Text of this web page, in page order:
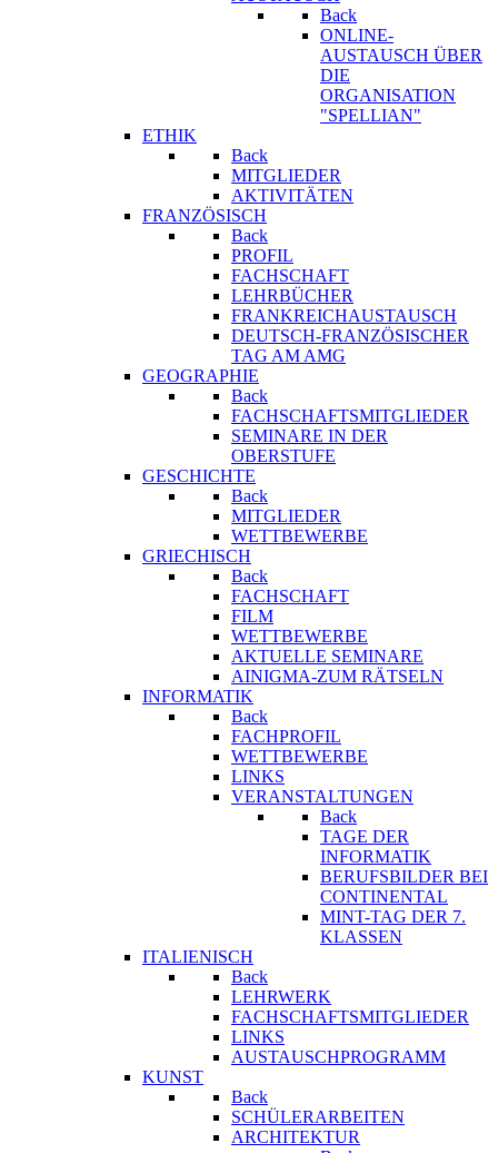
Back
ONLINE-
AUSTAUSCH ÜBER
DIE
ORGANISATION
"SPELLIAN"
ETHIK
Back
MITGLIEDER
AKTIVITÄTEN
FRANZÖSISCH
Back
PROFIL
FACHSCHAFT
LEHRBÜCHER
FRANKREICHAUSTAUSCH
DEUTSCH-FRANZÖSISCHER
TAG AM AMG
GEOGRAPHIE
Back
FACHSCHAFTSMITGLIEDER
SEMINARE IN DER
OBERSTUFE
GESCHICHTE
Back
MITGLIEDER
WETTBEWERBE
GRIECHISCH
Back
FACHSCHAFT
FILM
WETTBEWERBE
AKTUELLE SEMINARE
AINIGMA-ZUM RÄTSELN
INFORMATIK
Back
FACHPROFIL
WETTBEWERBE
LINKS
VERANSTALTUNGEN
Back
TAGE DER
INFORMATIK
BERUFSBILDER BEI
CONTINENTAL
MINT-TAG DER 7.
KLASSEN
ITALIENISCH
Back
LEHRWERK
FACHSCHAFTSMITGLIEDER
LINKS
AUSTAUSCHPROGRAMM
KUNST
Back
SCHÜLERARBEITEN
ARCHITEKTUR